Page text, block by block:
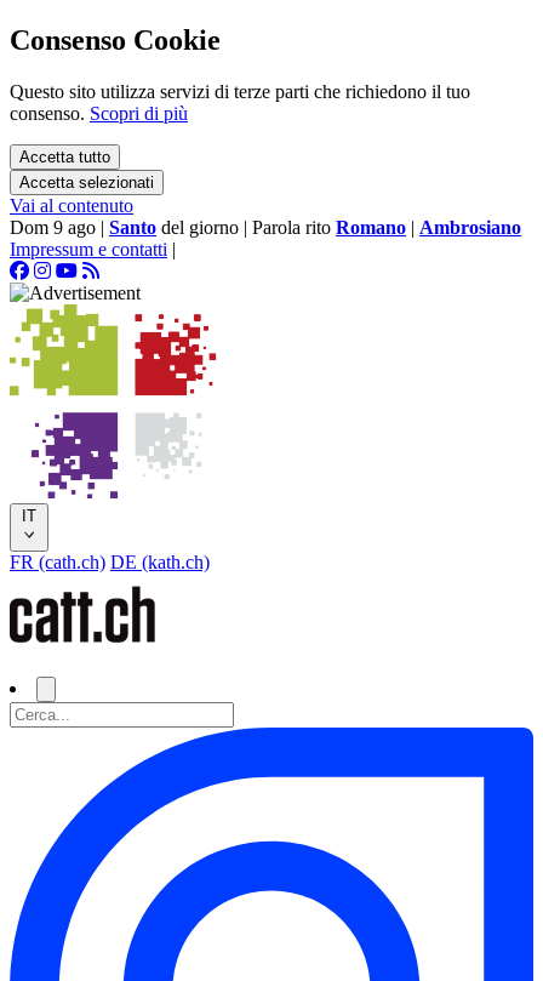
Consenso Cookie
Questo sito utilizza servizi di terze parti che richiedono il tuo
consenso. Scopri di più
Accetta tutto
Accetta selezionati
Vai al contenuto
Dom 9 ago | Santo del giorno | Parola rito Romano | Ambrosiano
Impressum e contatti |
IT
FR (cath.ch) DE (kath.ch)